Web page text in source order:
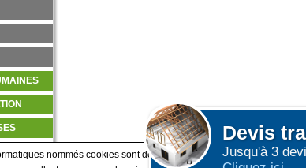
Devis
Jusqu'à 3
nommés cookies sont déposés sur votre terminal. Ces